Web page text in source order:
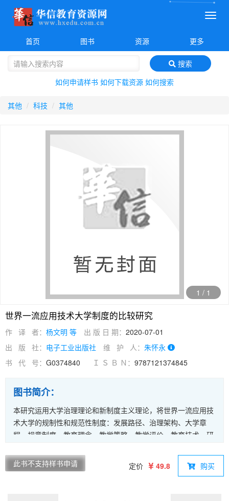
菜
首页
图书 资源 更多
搜索
如何申请样书 如何下载资源 如何搜索
其他 科技 其他
1 / 1
世界一流应用技术大学制度的比较研究
作 译 者： 杨文明 等 出 版 日 期： 2020-07-01
出 版 社： 电子工业出版社 维 护 人： 朱怀永
书 代 号： G0374840 Ｉ Ｓ Ｂ Ｎ： 9787121374845
图书简介：
本研究运用大学治理理论和新制度主义理论，将世界一流应用技
术大学的规制性和规范性制度：发展路径、治理架构、大学章
程、规章制度、教育理念、教学策略、教学评价、教育技术、研
发展、大学文化等作为研究对象，采用贝雷迪的比较四步法——
描述、解释、并置和比较构建研究框架，分别采用个案研究法对
此书不支持样书申请 定价 49.8 购买